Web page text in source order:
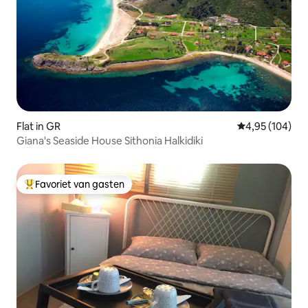
Flat in GR Gemiddelde
4,95 (104)
Giana's Seaside House Sithonia Halkidiki
Topfavoriet van gasten
Favoriet van gasten